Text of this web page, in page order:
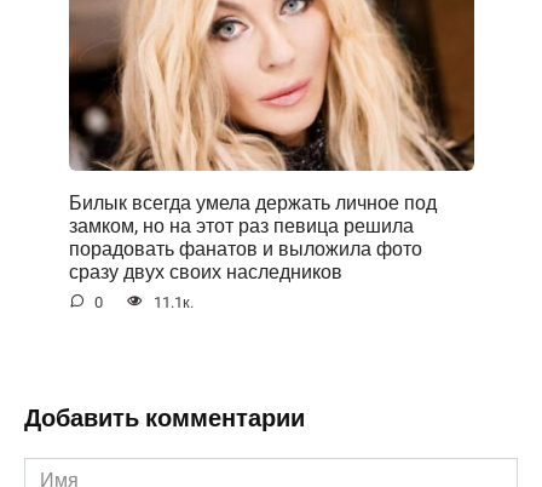
Билык всегда умела держать личное под
замком, но на этот раз певица решила
порадовать фанатов и выложила фото
сразу двух своих наследников
0 11.1к.
Добавить комментарии
Имя